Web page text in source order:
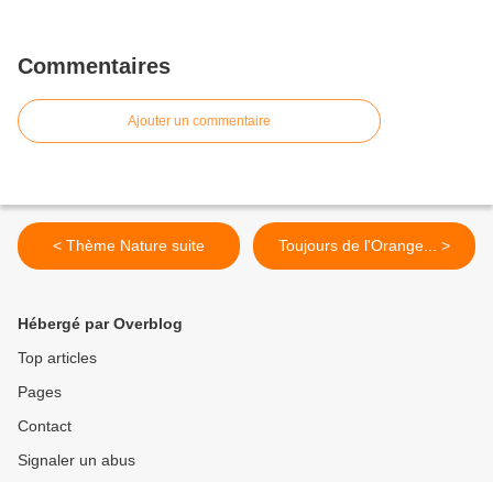
Commentaires
Ajouter un commentaire
< Thème Nature suite Toujours de l'Orange... >
Hébergé par Overblog
Top articles
Pages
Contact
Signaler un abus